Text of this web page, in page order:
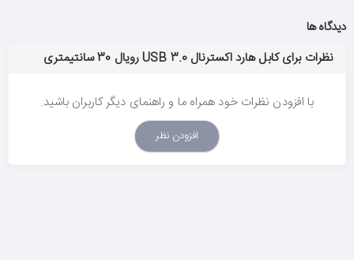
دیدگاه ها
نظرات برای کابل هارد اکسترنال USB 3.0 رویال 30 سانتیمتری
با افزودن نظرات خود همراه ما و راهنمای دیگر کاربران باشید.
افزودن نظر